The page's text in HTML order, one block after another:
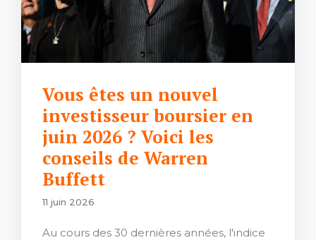
Vous êtes un nouvel
investisseur boursier en
juin 2026 ? Voici les
conseils de Warren
Buffett
11 juin 2026
Au cours des 30 dernières années, l'indice